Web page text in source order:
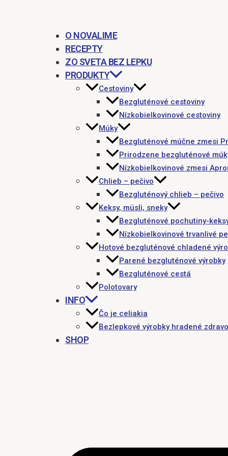
O NOVALIME
RECEPTY
ZO SVETA BEZ LEPKU
PRODUKTY
Cestoviny
Bezgluténové cestoviny
Nízkobielkovinové cestoviny
Múky
Bezgluténové múčne zmesi
Prirodzene bezgluténové
Nízkobielkovinové zmesi
Chlieb – pečivo
Bezgluténový chlieb – pečivo
Keksy, müsli, sneky
Bezgluténové pochutiny-
Nízkobielkovinové trvanlivé
Hotové bezgluténové chladené
Parené bezgluténové výrobky
Bezgluténové cestá
Polotovary
INFO
Čo je celiakia
Bezlepkové výrobky hradené
SHOP